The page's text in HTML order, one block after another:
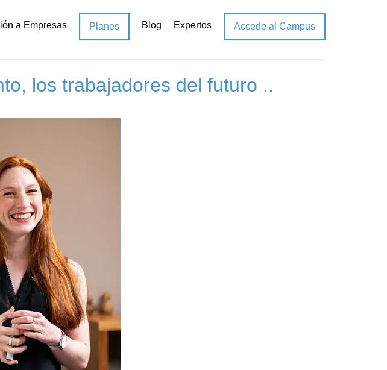
a Empresas Planes Blog Expertos Accede al Campus
los trabajadores del futuro ..